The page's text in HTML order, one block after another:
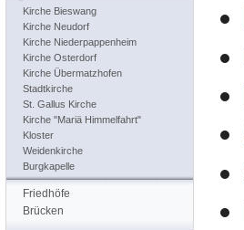
Kirche Bieswang
Kirche Neudorf
Kirche Niederpappenheim
Kirche Osterdorf
Kirche Übermatzhofen
Stadtkirche
St. Gallus Kirche
Kirche "Mariä Himmelfahrt"
Kloster
Weidenkirche
Burgkapelle
Friedhöfe
Brücken